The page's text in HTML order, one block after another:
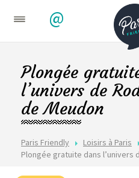
@
Paris Friendly Loisirs à Paris
Plongée gratuite dans l’univers
Plongée
l’univers de
de Meudon